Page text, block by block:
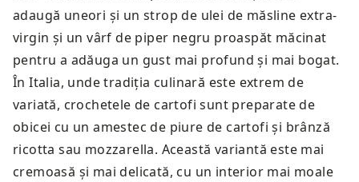
adaugă uneori și un strop de ulei de măsline extra-
virgin și un vârf de piper negru proaspăt măcinat
pentru a adăuga un gust mai profund și mai bogat.
În Italia, unde tradiția culinară este extrem de
variată, crochetele de cartofi sunt preparate de
obicei cu un amestec de piure de cartofi și brânză
ricotta sau mozzarella. Această variantă este mai
cremoasă și mai delicată, cu un interior mai moale